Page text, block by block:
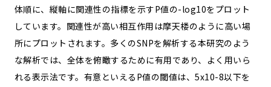
体順に、縦軸に関連性の指標を示すP値の-log10をプロット
しています。関連性が高い相互作用は摩天楼のように高い場
所にプロットされます。多くのSNPを解析する本研究のよう
な解析では、全体を俯瞰するために有用であり、よく用いら
れる表示法です。有意といえるP値の閾値は、5x10-8以下を